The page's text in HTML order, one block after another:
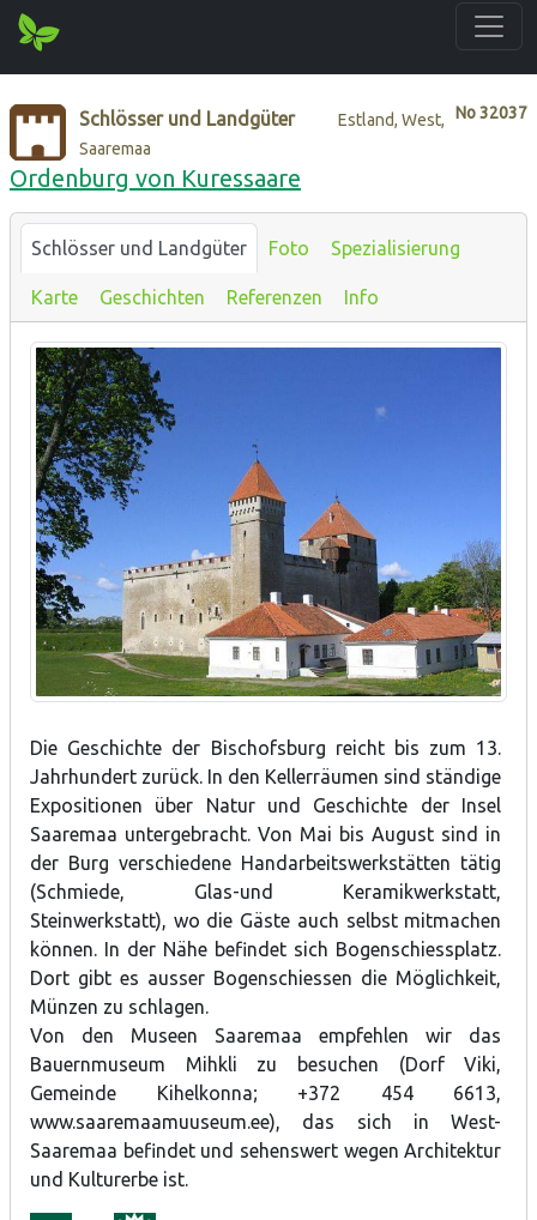
No32037
Schlösser und Landgüter
Estland, West,
Saaremaa
Ordenburg von Kuressaare
Schlösser und Landgüter Foto Spezialisierung
Karte Geschichten Referenzen Info
Die Geschichte der Bischofsburg reicht bis zum 13.
Jahrhundert zurück. In den Kellerräumen sind ständige
Expositionen über Natur und Geschichte der Insel
Saaremaa untergebracht. Von Mai bis August sind in
der Burg verschiedene Handarbeitswerkstätten tätig
(Schmiede, Glas-und Keramikwerkstatt,
Steinwerkstatt), wo die Gäste auch selbst mitmachen
können. In der Nähe befindet sich Bogenschiessplatz.
Dort gibt es ausser Bogenschiessen die Möglichkeit,
Münzen zu schlagen.
Von den Museen Saaremaa empfehlen wir das
Bauernmuseum Mihkli zu besuchen (Dorf Viki,
Gemeinde Kihelkonna; +372 454 6613,
www.saaremaamuuseum.ee), das sich in West-
Saaremaa befindet und sehenswert wegen Architektur
und Kulturerbe ist.